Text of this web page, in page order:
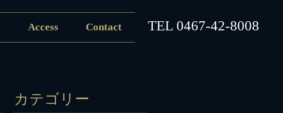
Access Contact ​TEL 0467-42-8008
カテゴリー